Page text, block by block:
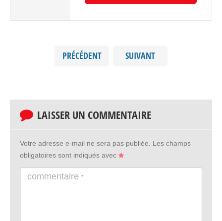
PRÉCÉDENT SUIVANT
LAISSER UN COMMENTAIRE
Votre adresse e-mail ne sera pas publiée.
Les champs
obligatoires sont indiqués avec
commentaire *